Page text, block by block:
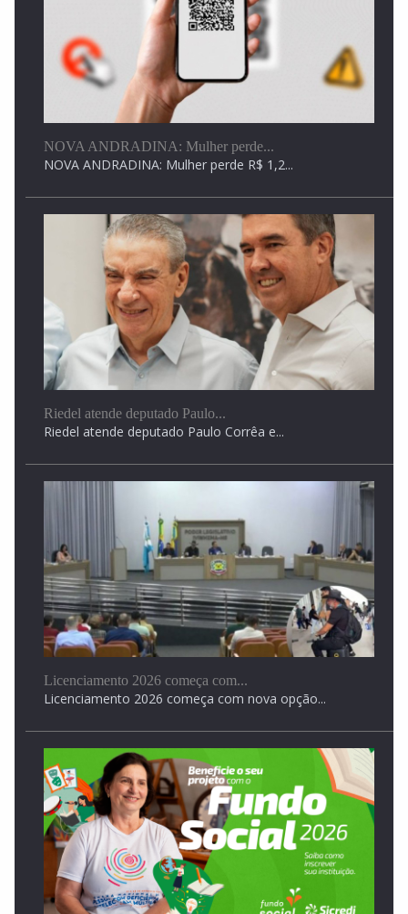
Bailarina de Nova Andradina conquista 2º lugar no...
Bailarina de Nova Andradina conquista 2º lugar no...
Homem é encontrado morto sentado em cadeira na...
Homem é encontrado morto sentado em cadeira na...
Mulher acorda com desconhecido dentro do quarto
no...
Vítima afirma ter sido abusada enquanto dormia
Corregedoria da PMMS irá apurar caso de tenente-
coronel...
O caso chegou à Polícia Civil na quarta-feira...
NOVA ANDRADINA: Mulher perde...
NOVA ANDRADINA: Mulher perde R$ 1,2...
Riedel atende deputado Paulo...
Riedel atende deputado Paulo Corrêa e...
Licenciamento 2026 começa com...
Licenciamento 2026 começa com nova opção...